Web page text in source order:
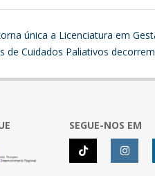
única a Licenciatura em
de Cuidados Paliativos
SEGUE-NOS EM